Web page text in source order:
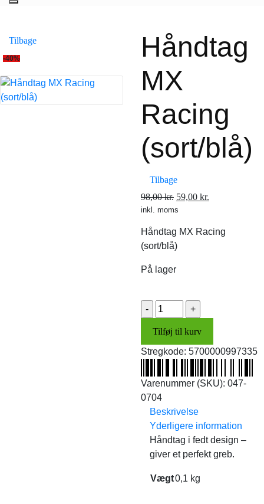
Tilbage
-40%
Håndtag
MX
Racing
(sort/blå)
Tilbage
98,00kr. Den
oprindelige
var:
98,00 kr..
59,00 kr.
inkl. moms
Håndtag MX Racing
(sort/blå)
På lager
Håndtag
MX
Racing
(sort/blå)
Tilføj til kurv
Stregkode: 5700000997335
Varenummer (SKU): 047-
0704
Beskrivelse
Yderligere information
Håndtag i fedt design –
giver et perfekt greb.
Vægt0,1 kg